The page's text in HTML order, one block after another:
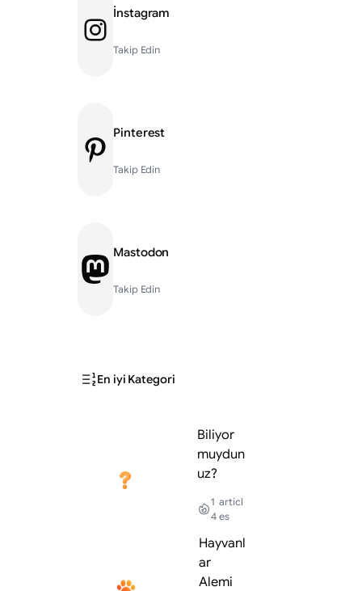
Instagram İnstagram
Takip Edin
Pinterest Pinterest
Takip Edin
Mastodon Mastodon
Takip Edin
En iyi Kategori
Biliyor
muydun
uz?
1
4
articl
es
Hayvanl
ar
Alemi